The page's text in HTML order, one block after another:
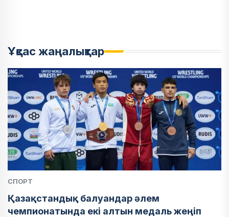
Ұқсас жаңалықтар
СПОРТ
Қазақстандық балуандар әлем
чемпионатында екі алтын медаль жеңіп